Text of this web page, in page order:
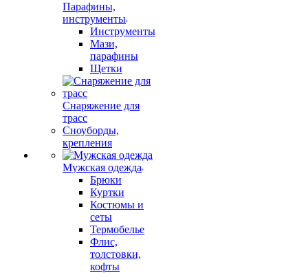
Парафины,
инструменты
Инструменты
Мази,
парафины
Щетки
Снаряжение для
трасс
Сноуборды,
крепления
Мужская одежда
Брюки
Куртки
Костюмы и
сеты
Термобелье
Флис,
толстовки,
кофты